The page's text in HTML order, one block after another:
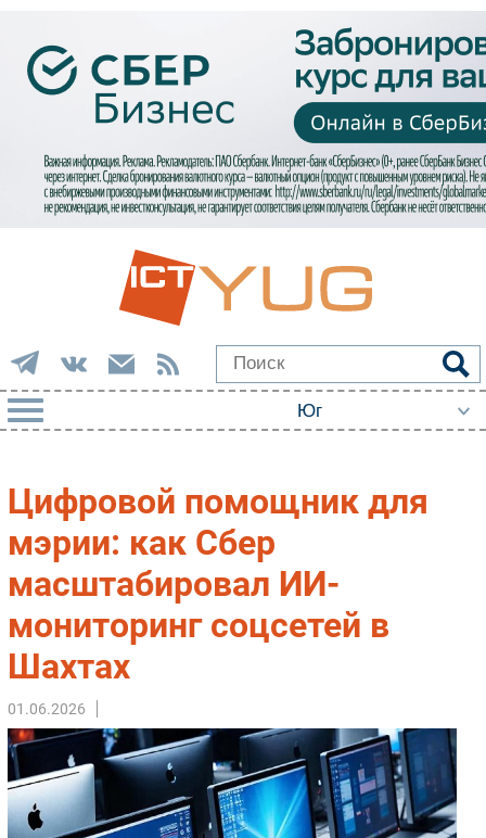
Импорто­замещение
Автоматизация Промышленности
Интернет
Фиксированная связь
Интеграция
Рынок ПК
Маркетинг
Торговые сети
Оборудование
ПО
Цифровой помощник для
мэрии: как Сбер
масштабировал ИИ-
мониторинг соцсетей в
Шахтах
01.06.2026